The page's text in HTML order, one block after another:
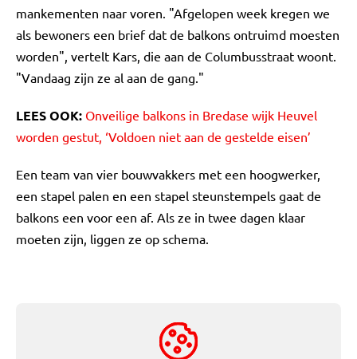
mankementen naar voren. "Afgelopen week kregen we
als bewoners een brief dat de balkons ontruimd moesten
worden", vertelt Kars, die aan de Columbusstraat woont.
"Vandaag zijn ze al aan de gang."
LEES OOK: Onveilige balkons in Bredase wijk Heuvel
worden gestut, ‘Voldoen niet aan de gestelde eisen’
Een team van vier bouwvakkers met een hoogwerker,
een stapel palen en een stapel steunstempels gaat de
balkons een voor een af. Als ze in twee dagen klaar
moeten zijn, liggen ze op schema.